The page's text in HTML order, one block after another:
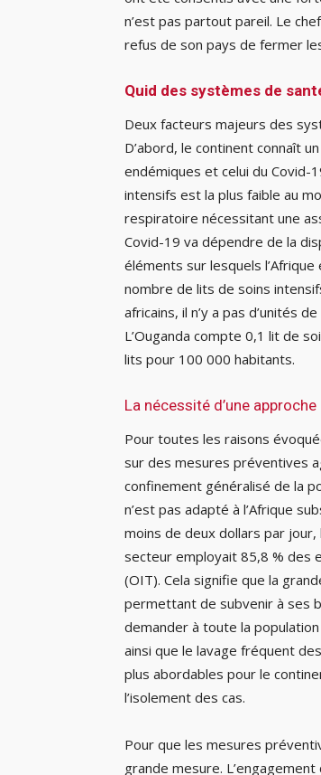
n’est pas partout pareil. Le
refus de son pays de fermer
Quid des systèmes de
Deux facteurs majeurs des
D’abord, le continent connaît
endémiques et celui du Covid-
intensifs est la plus faible au
respiratoire nécessitant une
Covid-19 va dépendre de la
éléments sur lesquels
nombre de lits de soins
africains, il n’y a pas d’unités
L’Ouganda compte 0,1 lit de
lits pour 100 000 habitants.
La nécessité d’une
Pour toutes les raisons
sur des mesures préventives
confinement généralisé de la
n’est pas adapté à l’Afrique
moins de deux dollars par
secteur employait 85,8 % des
(OIT). Cela signifie que la
permettant de subvenir à ses
demander à toute la
ainsi que le lavage fréquent
plus abordables pour le
l’isolement des cas.
Pour que les mesures
grande mesure.